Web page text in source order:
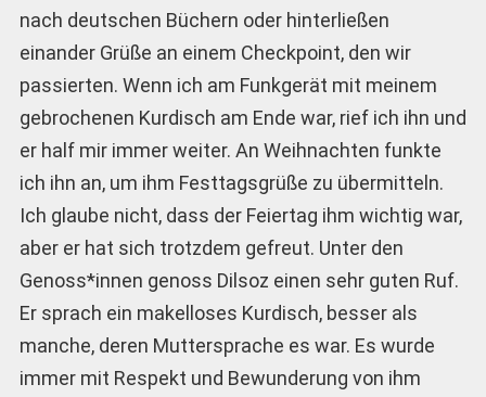
nach deutschen Büchern oder hinterließen
einander Grüße an einem Checkpoint, den wir
passierten. Wenn ich am Funkgerät mit meinem
gebrochenen Kurdisch am Ende war, rief ich ihn und
er half mir immer weiter. An Weihnachten funkte
ich ihn an, um ihm Festtagsgrüße zu übermitteln.
Ich glaube nicht, dass der Feiertag ihm wichtig war,
aber er hat sich trotzdem gefreut. Unter den
Genoss*innen genoss Dilsoz einen sehr guten Ruf.
Er sprach ein makelloses Kurdisch, besser als
manche, deren Muttersprache es war. Es wurde
immer mit Respekt und Bewunderung von ihm